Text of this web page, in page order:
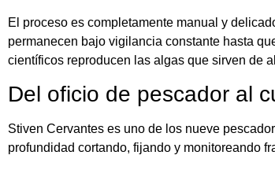
El proceso es completamente manual y
permanecen bajo vigilancia constante hasta
científicos reproducen las algas que sirven de
Del oficio de pescador al
Stiven Cervantes es uno de los nueve
profundidad cortando, fijando y monitoreando